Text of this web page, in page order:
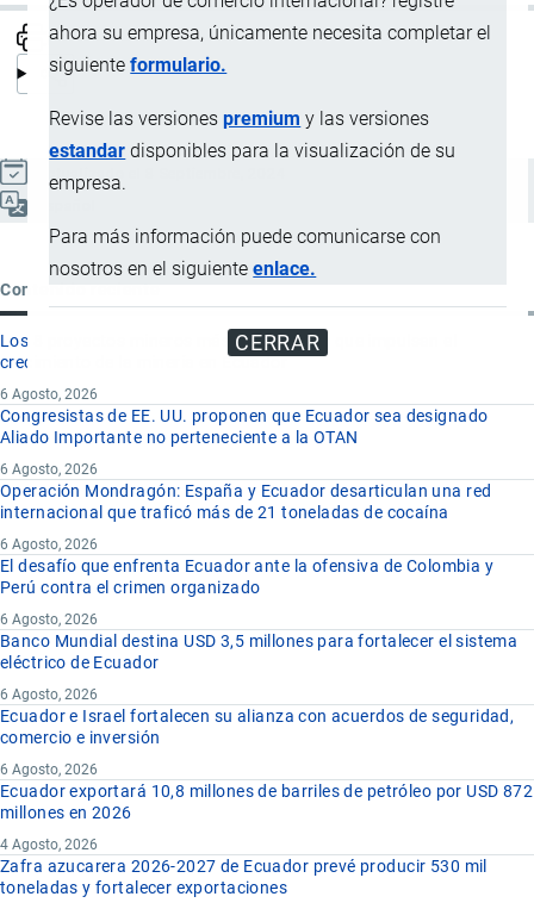
ahora su empresa, únicamente necesita completar el
siguienteformulario.
Revise las versionespremium y las versiones
estandar disponibles para la visualización de su
empresa.
Para más información puede comunicarse con
nosotros en el siguienteenlace.
CERRAR
Contenido reciente
Los 8 proyectos mineros más importantes que impulsan el
crecimiento de la minería en Ecuador
6 Agosto, 2026
Congresistas de EE. UU. proponen que Ecuador sea designado
Aliado Importante no perteneciente a la OTAN
6 Agosto, 2026
Operación Mondragón: España y Ecuador desarticulan una red
internacional que traficó más de 21 toneladas de cocaína
6 Agosto, 2026
El desafío que enfrenta Ecuador ante la ofensiva de Colombia y
Perú contra el crimen organizado
6 Agosto, 2026
Banco Mundial destina USD 3,5 millones para fortalecer el sistema
eléctrico de Ecuador
6 Agosto, 2026
Ecuador e Israel fortalecen su alianza con acuerdos de seguridad,
comercio e inversión
6 Agosto, 2026
Ecuador exportará 10,8 millones de barriles de petróleo por USD 872
millones en 2026
4 Agosto, 2026
Zafra azucarera 2026-2027 de Ecuador prevé producir 530 mil
toneladas y fortalecer exportaciones